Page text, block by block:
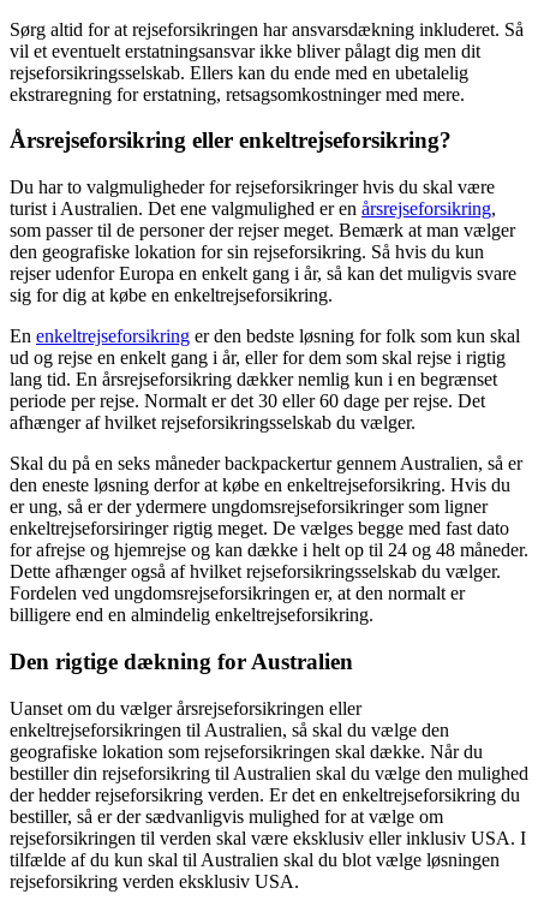
Sørg altid for at rejseforsikringen har ansvarsdækning inkluderet. Så
vil et eventuelt erstatningsansvar ikke bliver pålagt dig men dit
rejseforsikringsselskab. Ellers kan du ende med en ubetalelig
ekstraregning for erstatning, retsagsomkostninger med mere.
Årsrejseforsikring eller enkeltrejseforsikring?
Du har to valgmuligheder for rejseforsikringer hvis du skal være
turist i Australien. Det ene valgmulighed er en årsrejseforsikring,
som passer til de personer der rejser meget. Bemærk at man vælger
den geografiske lokation for sin rejseforsikring. Så hvis du kun
rejser udenfor Europa en enkelt gang i år, så kan det muligvis svare
sig for dig at købe en enkeltrejseforsikring.
En enkeltrejseforsikring er den bedste løsning for folk som kun skal
ud og rejse en enkelt gang i år, eller for dem som skal rejse i rigtig
lang tid. En årsrejseforsikring dækker nemlig kun i en begrænset
periode per rejse. Normalt er det 30 eller 60 dage per rejse. Det
afhænger af hvilket rejseforsikringsselskab du vælger.
Skal du på en seks måneder backpackertur gennem Australien, så er
den eneste løsning derfor at købe en enkeltrejseforsikring. Hvis du
er ung, så er der ydermere ungdomsrejseforsikringer som ligner
enkeltrejseforsiringer rigtig meget. De vælges begge med fast dato
for afrejse og hjemrejse og kan dække i helt op til 24 og 48 måneder.
Dette afhænger også af hvilket rejseforsikringsselskab du vælger.
Fordelen ved ungdomsrejseforsikringen er, at den normalt er
billigere end en almindelig enkeltrejseforsikring.
Den rigtige dækning for Australien
Uanset om du vælger årsrejseforsikringen eller
enkeltrejseforsikringen til Australien, så skal du vælge den
geografiske lokation som rejseforsikringen skal dække. Når du
bestiller din rejseforsikring til Australien skal du vælge den mulighed
der hedder rejseforsikring verden. Er det en enkeltrejseforsikring du
bestiller, så er der sædvanligvis mulighed for at vælge om
rejseforsikringen til verden skal være eksklusiv eller inklusiv USA. I
tilfælde af du kun skal til Australien skal du blot vælge løsningen
rejseforsikring verden eksklusiv USA.